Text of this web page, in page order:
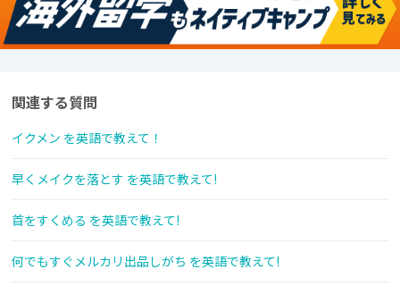
関連する質問
イクメン を英語で教えて！
早くメイクを落とす を英語で教えて!
首をすくめる を英語で教えて!
何でもすぐメルカリ出品しがち を英語で教えて!